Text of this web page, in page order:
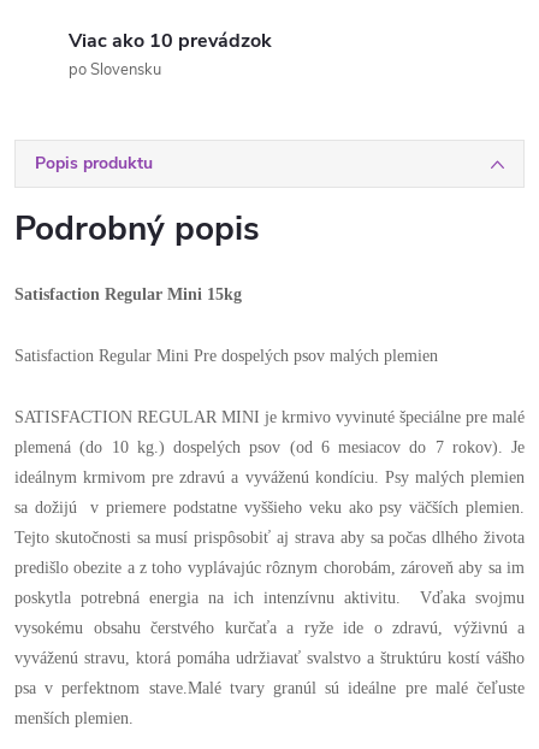
Viac ako 10 prevádzok
po Slovensku
Popis produktu
Podrobný popis
Satisfaction Regular Mini 15kg
Satisfaction Regular Mini Pre dospelých psov malých plemien
SATISFACTION REGULAR MINI je krmivo vyvinuté špeciálne pre malé
plemená (do 10 kg.) dospelých psov (od 6 mesiacov do 7 rokov). Je
ideálnym krmivom pre zdravú a vyváženú kondíciu. Psy malých plemien
sa dožijú v priemere podstatne vyššieho veku ako psy väčších plemien.
Tejto skutočnosti sa musí prispôsobiť aj strava aby sa počas dlhého života
predišlo obezite a z toho vyplávajúc rôznym chorobám, zároveň aby sa im
poskytla potrebná energia na ich intenzívnu aktivitu. Vďaka svojmu
vysokému obsahu čerstvého kurčaťa a ryže ide o zdravú, výživnú a
vyváženú stravu, ktorá pomáha udržiavať svalstvo a štruktúru kostí vášho
psa v perfektnom stave.Malé tvary granúl sú ideálne pre malé čeľuste
menších plemien.